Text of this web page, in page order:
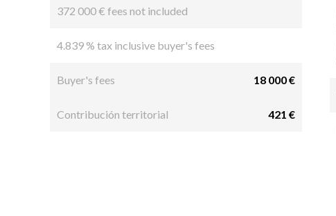
372 000 € fees not included
4.839 % tax inclusive buyer's fees
Buyer's fees 18 000 €
Contribución territorial 421 €